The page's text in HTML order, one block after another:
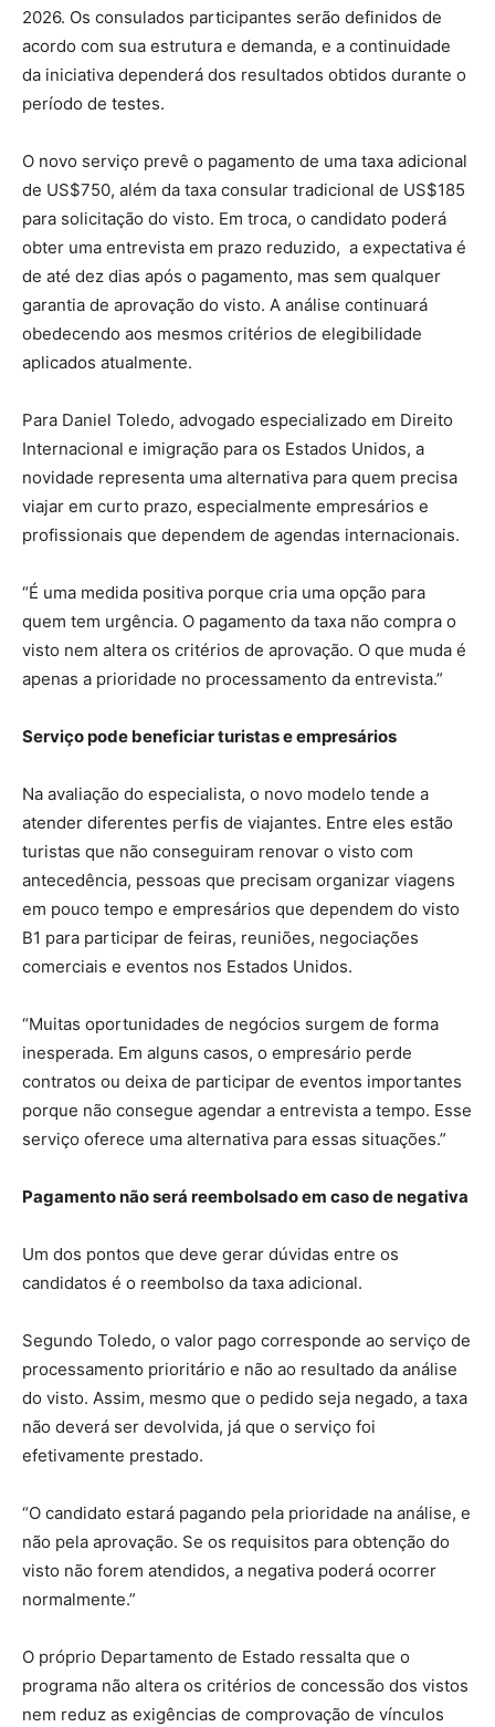
2026. Os consulados participantes serão definidos de
acordo com sua estrutura e demanda, e a continuidade
da iniciativa dependerá dos resultados obtidos durante o
período de testes.
O novo serviço prevê o pagamento de uma taxa adicional
de US$750, além da taxa consular tradicional de US$185
para solicitação do visto. Em troca, o candidato poderá
obter uma entrevista em prazo reduzido, a expectativa é
de até dez dias após o pagamento, mas sem qualquer
garantia de aprovação do visto. A análise continuará
obedecendo aos mesmos critérios de elegibilidade
aplicados atualmente.
Para Daniel Toledo, advogado especializado em Direito
Internacional e imigração para os Estados Unidos, a
novidade representa uma alternativa para quem precisa
viajar em curto prazo, especialmente empresários e
profissionais que dependem de agendas internacionais.
“É uma medida positiva porque cria uma opção para
quem tem urgência. O pagamento da taxa não compra o
visto nem altera os critérios de aprovação. O que muda é
apenas a prioridade no processamento da entrevista.”
Serviço pode beneficiar turistas e empresários
Na avaliação do especialista, o novo modelo tende a
atender diferentes perfis de viajantes. Entre eles estão
turistas que não conseguiram renovar o visto com
antecedência, pessoas que precisam organizar viagens
em pouco tempo e empresários que dependem do visto
B1 para participar de feiras, reuniões, negociações
comerciais e eventos nos Estados Unidos.
“Muitas oportunidades de negócios surgem de forma
inesperada. Em alguns casos, o empresário perde
contratos ou deixa de participar de eventos importantes
porque não consegue agendar a entrevista a tempo. Esse
serviço oferece uma alternativa para essas situações.”
Pagamento não será reembolsado em caso de negativa
Um dos pontos que deve gerar dúvidas entre os
candidatos é o reembolso da taxa adicional.
Segundo Toledo, o valor pago corresponde ao serviço de
processamento prioritário e não ao resultado da análise
do visto. Assim, mesmo que o pedido seja negado, a taxa
não deverá ser devolvida, já que o serviço foi
efetivamente prestado.
“O candidato estará pagando pela prioridade na análise, e
não pela aprovação. Se os requisitos para obtenção do
visto não forem atendidos, a negativa poderá ocorrer
normalmente.”
O próprio Departamento de Estado ressalta que o
programa não altera os critérios de concessão dos vistos
nem reduz as exigências de comprovação de vínculos